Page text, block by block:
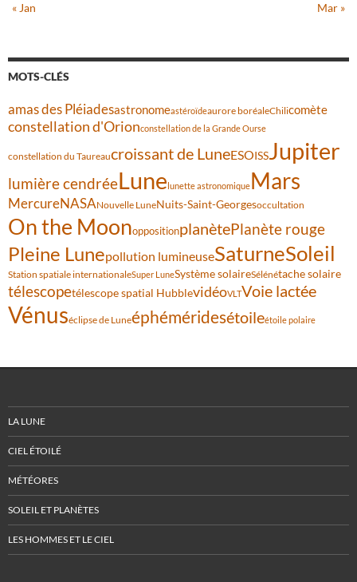
« Jan
Mar »
MOTS-CLÉS
amas des Pléiadesastronomeastéroïdeaurore boréaleChilicomète
constellation d'Orionconstellation de la Grande Ourse
constellation du Taureaucroissant de LuneESOISSJupiter
lumière cendréeLune lunette astronomiqueMars
MercureNASANouvelle LuneNuits-Saint-Georgesoccultation
On the MoonoppositionplanètePlanète rouge
Pleine Lunepollution lumineuseSaturneSoleil
Station spatiale internationaleSuper LuneSystème solaireSélénétache solaire
télescopetélescope spatial HubblevidéoVLTVoie lactée
Vénuséclipse de Luneéphéméridesétoileétoile polaire
LA LUNE
CIEL ÉTOILÉ
MÉTÉORES
SOLEIL ET PLANÈTES
LES HOMMES ET LE CIEL